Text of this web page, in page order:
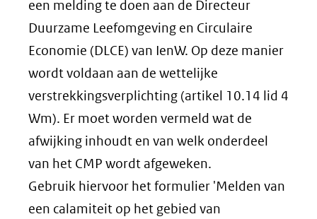
een melding te doen aan de Directeur
Duurzame Leefomgeving en Circulaire
Economie (DLCE) van IenW. Op deze manier
wordt voldaan aan de wettelijke
verstrekkingsverplichting (artikel 10.14 lid 4
Wm). Er moet worden vermeld wat de
afwijking inhoudt en van welk onderdeel
van het CMP wordt afgeweken.
Gebruik hiervoor het formulier 'Melden van
een calamiteit op het gebied van